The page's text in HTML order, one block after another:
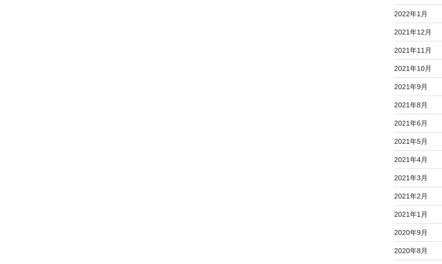
2022年1月
2021年12月
2021年11月
2021年10月
2021年9月
2021年8月
2021年6月
2021年5月
2021年4月
2021年3月
2021年2月
2021年1月
2020年9月
2020年8月